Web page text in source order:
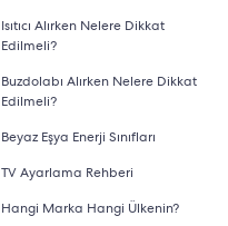
Isıtıcı Alırken Nelere Dikkat
Edilmeli?
Buzdolabı Alırken Nelere Dikkat
Edilmeli?
Beyaz Eşya Enerji Sınıfları
TV Ayarlama Rehberi
Hangi Marka Hangi Ülkenin?